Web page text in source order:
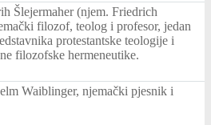
Šlejermaher (njem. Friedrich
filozof, teolog i profesor, jedan
protestantske teologije i
filozofske hermeneutike.
Waiblinger, njemački pjesnik i